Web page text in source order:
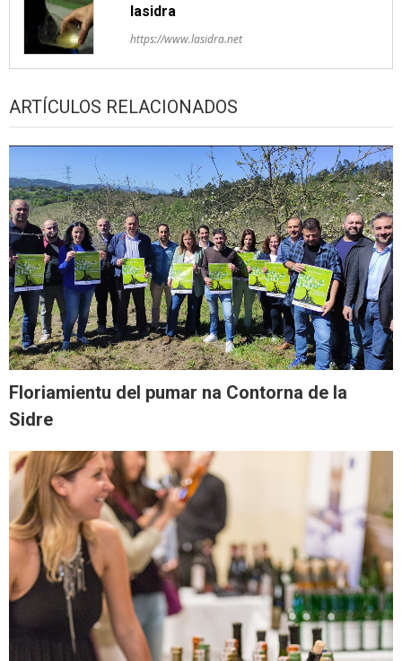
lasidra
https://www.lasidra.net
ARTÍCULOS RELACIONADOS
Floriamientu del pumar na Contorna de la
Sidre